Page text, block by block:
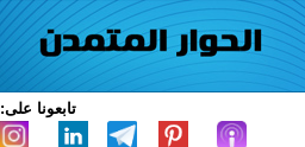
تابعونا على: